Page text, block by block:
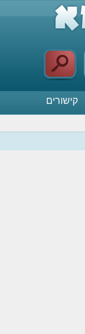
קישורים